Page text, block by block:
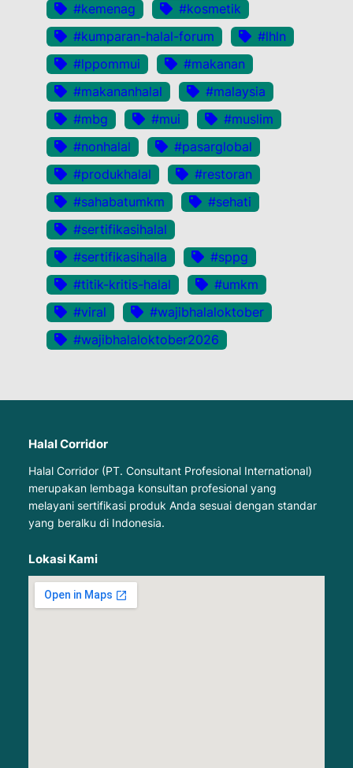
#kemenag
#kosmetik
#kumparan-halal-forum
#lhln
#lppommui
#makanan
#makananhalal
#malaysia
#mbg
#mui
#muslim
#nonhalal
#pasarglobal
#produkhalal
#restoran
#sahabatumkm
#sehati
#sertifikasihalal
#sertifikasihalla
#sppg
#titik-kritis-halal
#umkm
#viral
#wajibhalaloktober
#wajibhalaloktober2026
Halal Corridor
Halal Corridor (PT. Consultant Profesional International)
merupakan lembaga konsultan profesional yang
melayani sertifikasi produk Anda sesuai dengan standar
yang beralku di Indonesia.
Lokasi Kami